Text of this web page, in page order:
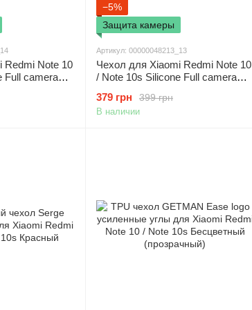
Redmi Note 10
Full camera
−5%
Защита камеры
Артикул: 00000048213_13
Чехол для Xiaomi Redmi Note 10
/ Note 10s Silicone Full camera
Сиреневый / Elegant Purple
399 грн
379 грн
В наличии